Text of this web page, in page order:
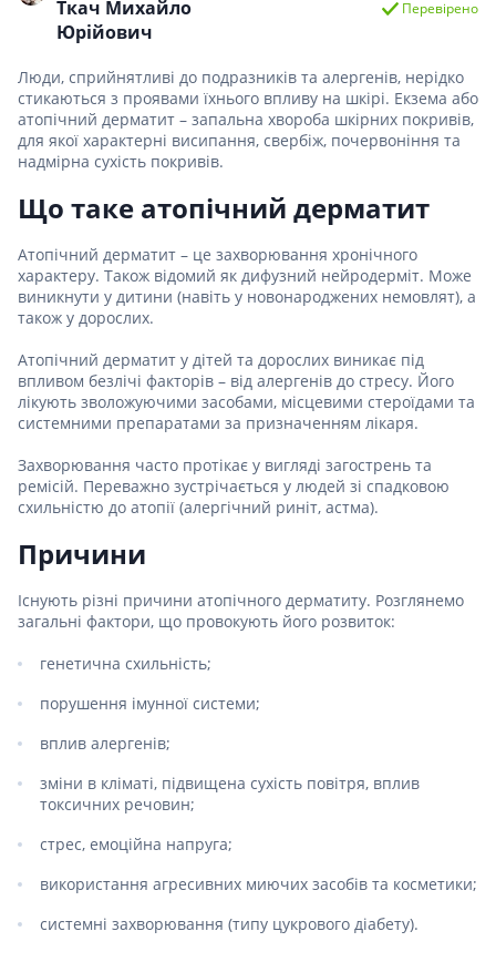
Ткач Михайло
Юрійович
Перевірено
Люди, сприйнятливі до подразників та алергенів, нерідко
стикаються з проявами їхнього впливу на шкірі. Екзема або
атопічний дерматит – запальна хвороба шкірних покривів,
для якої характерні висипання, свербіж, почервоніння та
надмірна сухість покривів.
Що таке атопічний дерматит
Атопічний дерматит – це захворювання хронічного
характеру. Також відомий як дифузний нейродерміт. Може
виникнути у дитини (навіть у новонароджених немовлят), а
також у дорослих.
Атопічний дерматит у дітей та дорослих виникає під
впливом безлічі факторів – від алергенів до стресу. Його
лікують зволожуючими засобами, місцевими стероїдами та
системними препаратами за призначенням лікаря.
Захворювання часто протікає у вигляді загострень та
ремісій. Переважно зустрічається у людей зі спадковою
схильністю до атопії (алергічний риніт, астма).
Причини
Існують різні причини атопічного дерматиту. Розглянемо
загальні фактори, що провокують його розвиток:
генетична схильність;
порушення імунної системи;
вплив алергенів;
зміни в кліматі, підвищена сухість повітря, вплив
токсичних речовин;
стрес, емоційна напруга;
використання агресивних миючих засобів та косметики;
системні захворювання (типу цукрового діабету).